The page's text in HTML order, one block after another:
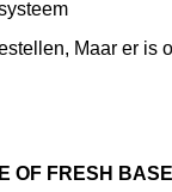
Maar er is
OF FRESH